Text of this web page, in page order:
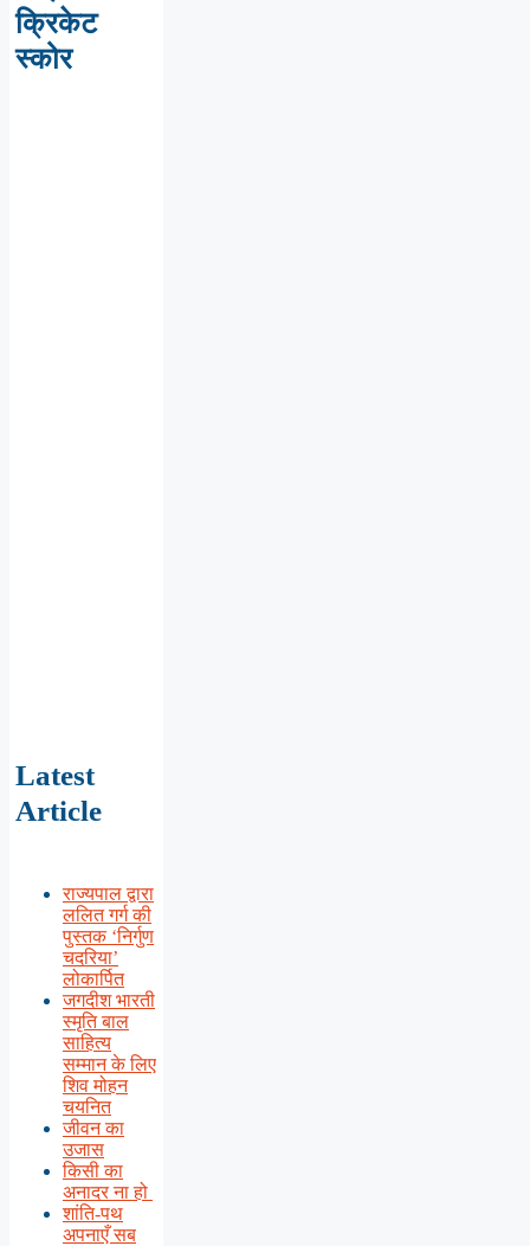
क्रिकेट
स्कोर
Latest
Article
राज्यपाल द्वारा
ललित गर्ग की
पुस्तक ‘निर्गुण
चदरिया’
लोकार्पित
जगदीश भारती
स्मृति बाल
साहित्य
सम्मान के लिए
शिव मोहन
चयनित
जीवन का
उजास
किसी का
अनादर ना हो
शांति-पथ
अपनाएँ सब